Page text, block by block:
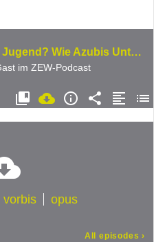
Vorsprung durch Jugend? Wie Azubis Unternehmen modernisieren
im ZEW-Podcast
vorbis opus
All episodes ›